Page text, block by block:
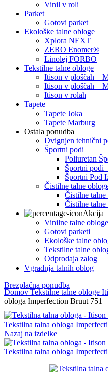
Vinil v roli
Parket
Gotovi parket
Ekološke talne obloge
Xplora NEXT
ZERO Enomer®
Linolej FORBO
Tekstilne talne obloge
Itison v ploščah –
Itison v ploščah –
Itison v rolah
Tapete
Tapete Joka
Tapete Marburg
Ostala ponudba
Dvignjen tehnični
Športni podi
Poliuretan
Športni podi
Športni Pod
Čistilne talne
Čistilne
Čistilne
Akcija
Vinilne talne obloge
Gotovi parketi
Ekološke talne
Tekstilne talne
Odprodaja zalog
Vgradnja talnih oblog
Brezplačna ponudba
Domov Tekstilne talne obloge
obloga Imperfection Bruut 751
Tekstilna talna obloga
Nazaj na izdelke
Tekstilna talna obloga